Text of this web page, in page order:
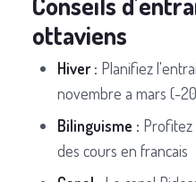
ottaviens
Hiver : Planifiez
novembre a mars (-
Bilinguisme : Profitez
des cours en francais